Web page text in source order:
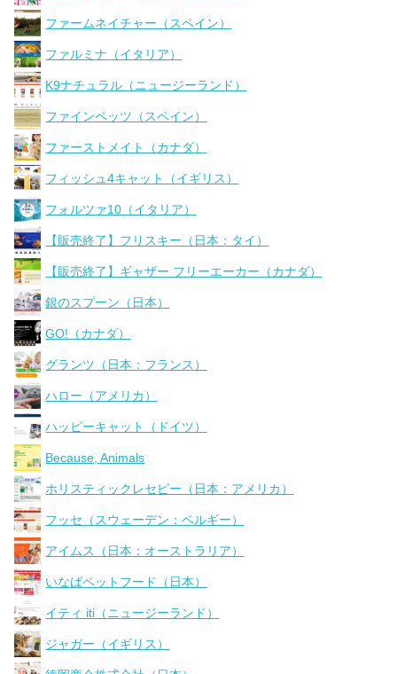
ファームネイチャー（スペイン）
ファルミナ（イタリア）
K9ナチュラル（ニュージーランド）
ファインペッツ（スペイン）
ファーストメイト（カナダ）
フィッシュ4キャット（イギリス）
フォルツァ10（イタリア）
【販売終了】フリスキー（日本：タイ）
【販売終了】ギャザー フリーエーカー（カナダ）
銀のスプーン（日本）
GO!（カナダ）
グランツ（日本：フランス）
ハロー（アメリカ）
ハッピーキャット（ドイツ）
Because, Animals
ホリスティックレセピー（日本：アメリカ）
フッセ（スウェーデン：ベルギー）
アイムス（日本：オーストラリア）
いなばペットフード（日本）
イティ iti（ニュージーランド）
ジャガー（イギリス）